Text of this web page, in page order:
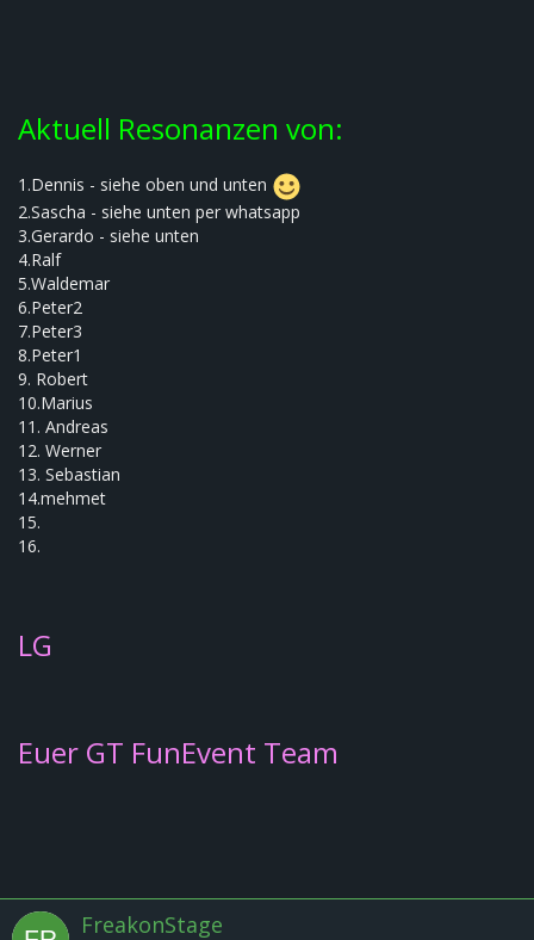
Aktuell Resonanzen von:
1.Dennis - siehe oben und unten
2.Sascha - siehe unten per whatsapp
3.Gerardo - siehe unten
4.Ralf
5.Waldemar
6.Peter2
7.Peter3
8.Peter1
9. Robert
10.Marius
11. Andreas
12. Werner
13. Sebastian
14.mehmet
15.
16.
LG
Euer GT FunEvent Team
FreakonStage